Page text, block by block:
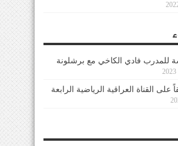
للمدرب فادي الكاخي مع برشلونة
على القناة العراقية الرياضية الرابعة